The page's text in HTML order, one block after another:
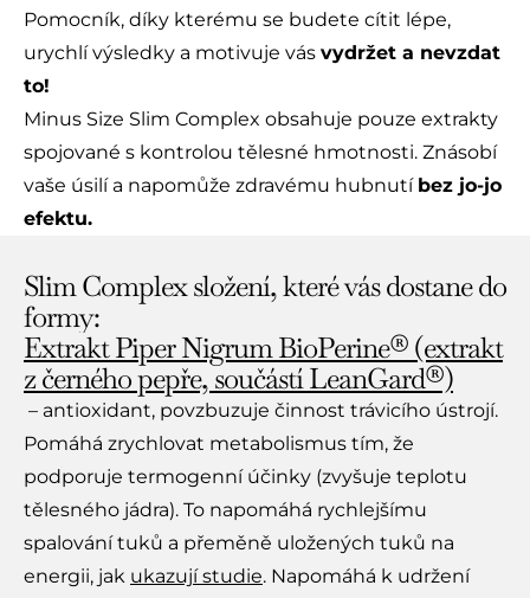
Pomocník, díky kterému se budete cítit lépe,
urychlí výsledky a motivuje vás vydržet a nevzdat
to!
Minus Size Slim Complex obsahuje pouze extrakty
spojované s kontrolou tělesné hmotnosti. Znásobí
vaše úsilí a napomůže zdravému hubnutí bez jo-jo
efektu.
Slim Complex složení, které vás dostane do
formy:
Extrakt Piper Nigrum BioPerine® (extrakt
z černého pepře, součástí LeanGard®)
– antioxidant, povzbuzuje činnost trávicího ústrojí.
Pomáhá zrychlovat metabolismus tím, že
podporuje termogenní účinky (zvyšuje teplotu
tělesného jádra). To napomáhá rychlejšímu
spalování tuků a přeměně uložených tuků na
energii, jak ukazují studie. Napomáhá k udržení